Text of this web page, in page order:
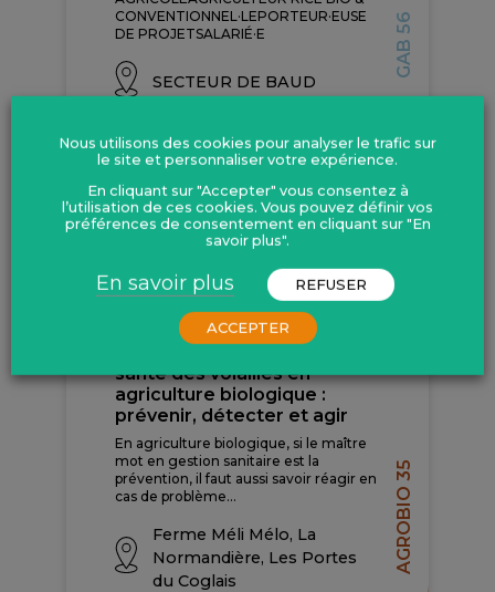
CONVENTIONNEL·LEPORTEUR·EUSE
DE PROJETSALARIÉ·E
SECTEUR DE BAUD
GAB 56
SEPTEMBRE
santé des volailles en
agriculture biologique :
prévenir, détecter et agir
En agriculture biologique, si le maître
mot en gestion sanitaire est la
prévention, il faut aussi savoir réagir en
cas de problème...
Ferme Méli Mélo, La
Normandière, Les Portes
du Coglais
AGROBIO 35
Nous utilisons des cookies pour analyser le trafic sur
le site et personnaliser votre expérience.
En cliquant sur "Accepter" vous consentez à
l’utilisation de ces cookies. Vous pouvez définir vos
préférences de consentement en cliquant sur "En
savoir plus".
En savoir plus REFUSER
ACCEPTER